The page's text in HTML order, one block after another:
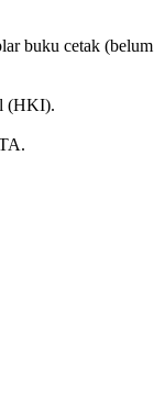
buku cetak (belum
(HKI).